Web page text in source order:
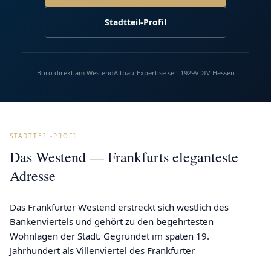
Stadtteil-Profil
Büro direkt am WestendAltbau-Expertise seit 1929VDIV Hessen
STADTTEIL-PROFIL
Das Westend — Frankfurts eleganteste
Adresse
Das Frankfurter Westend erstreckt sich westlich des
Bankenviertels und gehört zu den begehrtesten
Wohnlagen der Stadt. Gegründet im späten 19.
Jahrhundert als Villenviertel des Frankfurter